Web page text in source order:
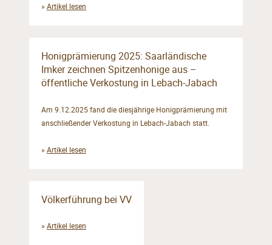
» Artikel lesen
Honigprämierung 2025: Saarländische
Imker zeichnen Spitzenhonige aus –
öffentliche Verkostung in Lebach-Jabach
Am 9.12.2025 fand die diesjährige Honigprämierung mit
anschließender Verkostung in Lebach-Jabach statt.
» Artikel lesen
Völkerführung bei VV
» Artikel lesen